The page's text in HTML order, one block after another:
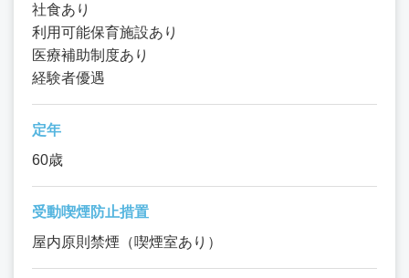
社食あり
利用可能保育施設あり
医療補助制度あり
経験者優遇
定年
60歳
受動喫煙防止措置
屋内原則禁煙（喫煙室あり）